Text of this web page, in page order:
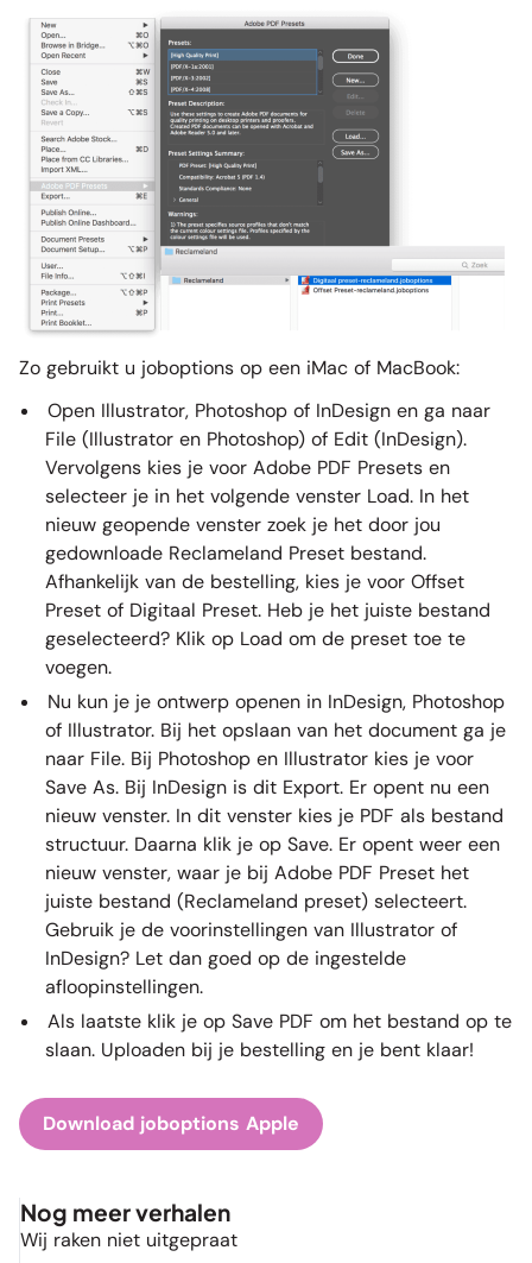
Zo gebruikt u joboptions op een iMac of MacBook:
Open Illustrator, Photoshop of InDesign en ga naar
File (Illustrator en Photoshop) of Edit (InDesign).
Vervolgens kies je voor Adobe PDF Presets en
selecteer je in het volgende venster Load. In het
nieuw geopende venster zoek je het door jou
gedownloade Reclameland Preset bestand.
Afhankelijk van de bestelling, kies je voor Offset
Preset of Digitaal Preset. Heb je het juiste bestand
geselecteerd? Klik op Load om de preset toe te
voegen.
Nu kun je je ontwerp openen in InDesign, Photoshop
of Illustrator. Bij het opslaan van het document ga je
naar File. Bij Photoshop en Illustrator kies je voor
Save As. Bij InDesign is dit Export. Er opent nu een
nieuw venster. In dit venster kies je PDF als bestand
structuur. Daarna klik je op Save. Er opent weer een
nieuw venster, waar je bij Adobe PDF Preset het
juiste bestand (Reclameland preset) selecteert.
Gebruik je de voorinstellingen van Illustrator of
InDesign? Let dan goed op de ingestelde
afloopinstellingen.
Als laatste klik je op Save PDF om het bestand op te
slaan. Uploaden bij je bestelling en je bent klaar!
Download joboptions Apple
Nog meer verhalen
Wij raken niet uitgepraat